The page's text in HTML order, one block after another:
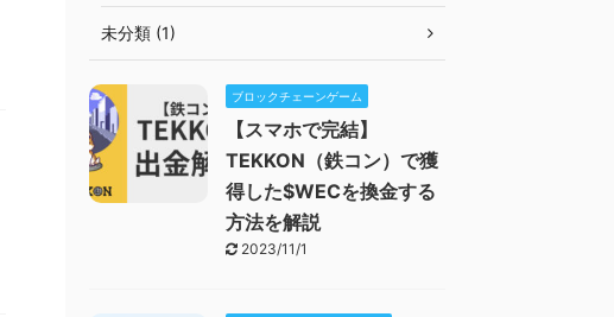
未分類 (1)
ブロックチェーンゲーム
【スマホで完結】
TEKKON（鉄コン）で獲
得した$WECを換金する
方法を解説
2023/11/1